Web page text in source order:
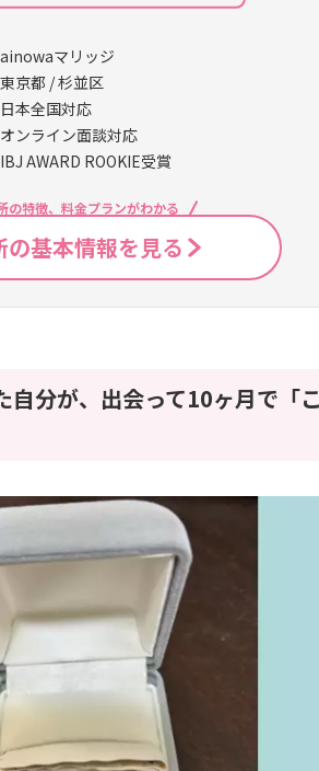
ainowaマリッジ
東京都 / 杉並区
日本全国対応
オンライン面談対応
IBJ AWARD ROOKIE受賞
の特徴、料金プランがわかる
の基本情報を見る
自分が、出会って10ヶ月で「